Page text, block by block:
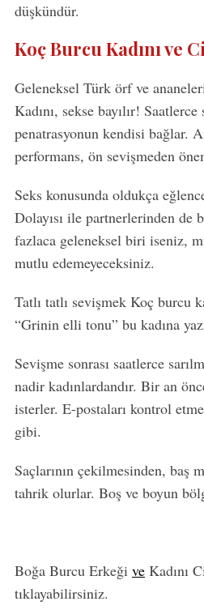
düşkündür.
Koç Burcu Kadını ve
Geleneksel Türk örf ve
Kadını, sekse bayılır!
penatrasyonun kendisi bağlar.
performans, ön sevişmeden
Seks konusunda oldukça
Dolayısı ile partnerlerinden de
fazlaca geleneksel biri iseniz,
mutlu edemeyeceksiniz.
Tatlı tatlı sevişmek Koç burcu
“Grinin elli tonu” bu kadına
Sevişme sonrası saatlerce
nadir kadınlardandır. Bir an
isterler. E-postaları kontrol
gibi.
Saçlarının çekilmesinden, baş
tahrik olurlar. Boş ve boyun
Boğa Burcu Erkeği veKadını
tıklayabilirsiniz.
e
a
c
h
o
r